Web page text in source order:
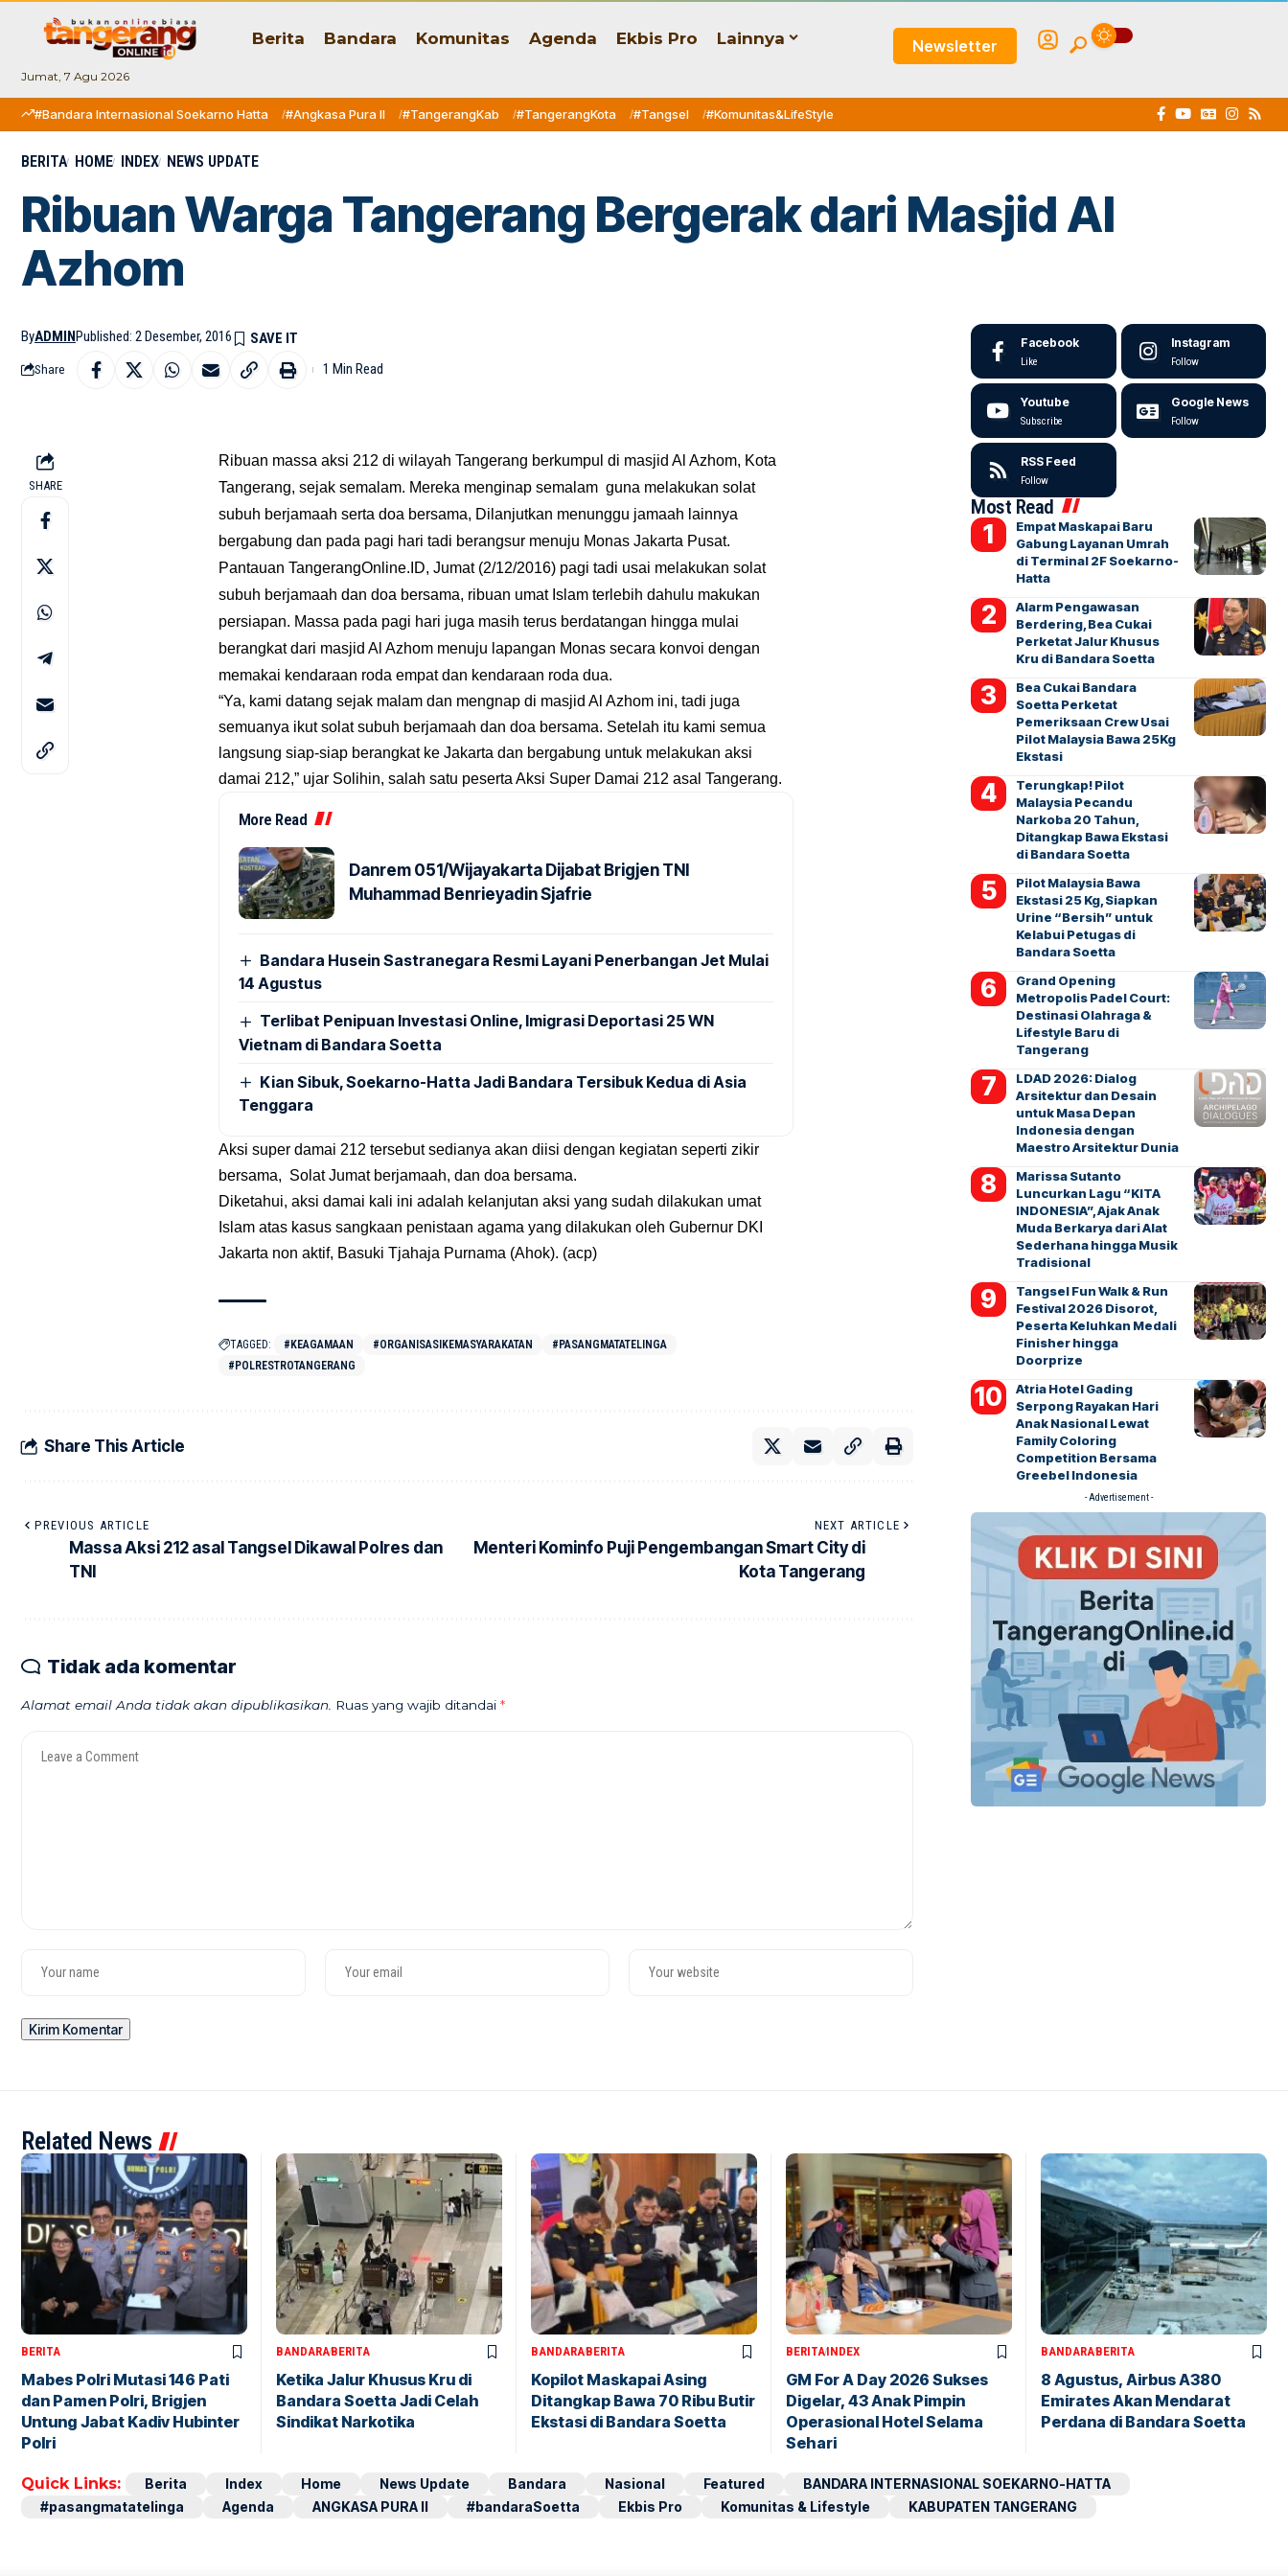
Jumat, 7 Agu 2026
Berita Bandara Komunitas Agenda Ekbis Pro Lainnya Newsletter
#Bandara Internasional Soekarno Hatta #Angkasa Pura II #TangerangKab #TangerangKota #Tangsel #Komunitas&LifeStyle
BERITA HOME INDEX NEWS UPDATE
Ribuan Warga Tangerang Bergerak dari Masjid Al
Azhom
ByADMINPublished: 2 Desember, 2016
Share 1 Min Read
SHARE
Ribuan massa aksi 212 di wilayah Tangerang berkumpul di masjid Al Azhom, Kota
Tangerang, sejak semalam. Mereka menginap semalam guna melakukan solat
subuh berjamaah serta doa bersama, Dilanjutkan menunggu jamaah lainnya
bergabung dan pada pagi hari tadi berangsur menuju Monas Jakarta Pusat.
Pantauan TangerangOnline.ID, Jumat (2/12/2016) pagi tadi usai melakukan solat
subuh berjamaah dan doa bersama, ribuan umat Islam terlebih dahulu makukan
persiapan. Massa pada pagi hari juga masih terus berdatangan hingga mulai
berangkat dari masjid Al Azhom menuju lapangan Monas secara konvoi dengan
memakai kendaraan roda empat dan kendaraan roda dua.
“Ya, kami datang sejak malam dan mengnap di masjid Al Azhom ini, tadi juga
semuanya ikut solat subuh berjamaah dan doa bersama. Setelah itu kami semua
langsung siap-siap berangkat ke Jakarta dan bergabung untuk melakukan aksi
damai 212,” ujar Solihin, salah satu peserta Aksi Super Damai 212 asal Tangerang.
More Read
Danrem 051/Wijayakarta Dijabat Brigjen TNI
Muhammad Benrieyadin Sjafrie
Bandara Husein Sastranegara Resmi Layani Penerbangan Jet Mulai
14 Agustus
Terlibat Penipuan Investasi Online, Imigrasi Deportasi 25 WN
Vietnam di Bandara Soetta
Kian Sibuk, Soekarno-Hatta Jadi Bandara Tersibuk Kedua di Asia
Tenggara
Aksi super damai 212 tersebut sedianya akan diisi dengan kegiatan seperti zikir
bersama, Solat Jumat berjamaah, dan doa bersama.
Diketahui, aksi damai kali ini adalah kelanjutan aksi yang sudah dilakukan umat
Islam atas kasus sangkaan penistaan agama yang dilakukan oleh Gubernur DKI
Jakarta non aktif, Basuki Tjahaja Purnama (Ahok). (acp)
TAGGED: #KEAGAMAAN #ORGANISASIKEMASYARAKATAN
#PASANGMATATELINGA
#POLRESTROTANGERANG
Share This Article
PREVIOUS ARTICLE
Massa Aksi 212 asal Tangsel Dikawal Polres dan
TNI
NEXT ARTICLE
Menteri Kominfo Puji Pengembangan Smart City di
Kota Tangerang
Tidak ada komentar
Alamat email Anda tidak akan dipublikasikan. Ruas yang wajib ditandai *
Facebook
Like
Instagram
Follow
Youtube
Subscribe
Google News
Follow
RSS Feed
Follow
Most Read
Empat Maskapai Baru
Gabung Layanan Umrah
di Terminal 2F Soekarno-
Hatta
Alarm Pengawasan
Berdering, Bea Cukai
Perketat Jalur Khusus
Kru di Bandara Soetta
Bea Cukai Bandara
Soetta Perketat
Pemeriksaan Crew Usai
Pilot Malaysia Bawa 25Kg
Ekstasi
Terungkap! Pilot
Malaysia Pecandu
Narkoba 20 Tahun,
Ditangkap Bawa Ekstasi
di Bandara Soetta
Pilot Malaysia Bawa
Ekstasi 25 Kg, Siapkan
Urine “Bersih” untuk
Kelabui Petugas di
Bandara Soetta
Grand Opening
Metropolis Padel Court:
Destinasi Olahraga &
Lifestyle Baru di
Tangerang
LDAD 2026: Dialog
Arsitektur dan Desain
untuk Masa Depan
Indonesia dengan
Maestro Arsitektur Dunia
Marissa Sutanto
Luncurkan Lagu “KITA
INDONESIA”, Ajak Anak
Muda Berkarya dari Alat
Sederhana hingga Musik
Tradisional
Tangsel Fun Walk & Run
Festival 2026 Disorot,
Peserta Keluhkan Medali
Finisher hingga
Doorprize
Atria Hotel Gading
Serpong Rayakan Hari
Anak Nasional Lewat
Family Coloring
Competition Bersama
Greebel Indonesia
- Advertisement -
Related News
BERITA
Mabes Polri Mutasi 146 Pati
dan Pamen Polri, Brigjen
Untung Jabat Kadiv Hubinter
Polri
BANDARABERITA
Ketika Jalur Khusus Kru di
Bandara Soetta Jadi Celah
Sindikat Narkotika
BANDARABERITA
Kopilot Maskapai Asing
Ditangkap Bawa 70 Ribu Butir
Ekstasi di Bandara Soetta
BERITAINDEX
GM For A Day 2026 Sukses
Digelar, 43 Anak Pimpin
Operasional Hotel Selama
Sehari
BANDARABERITA
8 Agustus, Airbus A380
Emirates Akan Mendarat
Perdana di Bandara Soetta
Quick Links: Berita Index Home News Update Bandara Nasional Featured
BANDARA INTERNASIONAL SOEKARNO-HATTA
#pasangmatatelinga
Agenda ANGKASA PURA II #bandaraSoetta Ekbis Pro Komunitas & Lifestyle KABUPATEN TANGERANG